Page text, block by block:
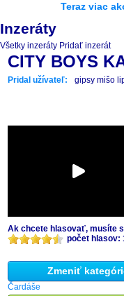
Teraz viac
Inzeráty
Všetky inzeráty Pridať inzerát
CITY BOYS
Pridal užívateľ: gipsy mišo
Ak chcete hlasovať, musíte
počet hlasov:
Zmeniť
Čardáše